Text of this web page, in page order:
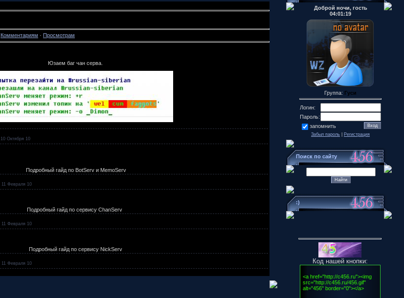
Комментариям · Просмотрам
Юзаем баг чан серва.
10 Октября 10
Подробный гайд по BotServ и MemoServ
11 Февраля 10
Подробный гайд по сервису ChanServ
11 Февраля 10
Подробный гайд по сервису NickServ
11 Февраля 10
Доброй ночи, гость
04:01:19
Группа: Гуси
Логин:
Пароль:
запомнить
Забыл пароль Регистрация
Поиск по сайту
:)
Код нашей кнопки: